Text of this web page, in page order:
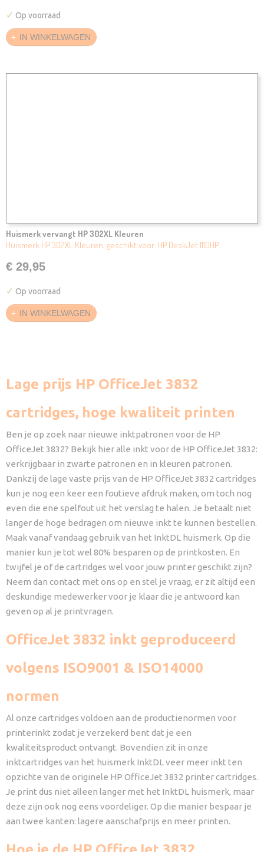
✓ Op voorraad
IN WINKELWAGEN
Huismerk vervangt HP 302XL Kleuren
Huismerk HP 302XL Kleuren, geschikt voor: HP DeskJet 1110HP…
€ 29,95
✓ Op voorraad
IN WINKELWAGEN
Lage prijs HP OfficeJet 3832
cartridges, hoge kwaliteit printen
Ben je op zoek naar nieuwe inktpatronen voor de HP
OfficeJet 3832? Bekijk hier alle inkt voor de HP OfficeJet 3832:
verkrijgbaar in zwarte patronen en in kleuren patronen.
Dankzij de lage vaste prijs van de HP OfficeJet 3832 cartridges
kun je nog een keer een foutieve afdruk maken, om toch nog
even die ene spelfout uit het verslag te halen. Je betaalt niet
langer de hoge bedragen om nieuwe inkt te kunnen bestellen.
Maak vanaf vandaag gebruik van het InktDL huismerk. Op die
manier kun je tot wel 80% besparen op de printkosten. En
twijfel je of de cartridges wel voor jouw printer geschikt zijn?
Neem dan contact met ons op en stel je vraag, er zit altijd een
deskundige medewerker voor je klaar die je antwoord kan
geven op al je printvragen.
OfficeJet 3832 inkt geproduceerd
volgens ISO9001 & ISO14000
normen
Al onze cartridges voldoen aan de productienormen voor
printerinkt zodat je verzekerd bent dat je een
kwaliteitsproduct ontvangt. Bovendien zit in onze
inktcartridges van het huismerk InktDL veer meer inkt ten
opzichte van de originele HP OfficeJet 3832 printer cartridges.
Je print dus niet alleen langer met het InktDL huismerk, maar
deze zijn ook nog eens voordeliger. Op die manier bespaar je
aan twee kanten: lagere aanschafprijs en meer printen.